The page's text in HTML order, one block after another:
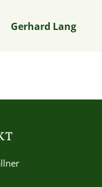
Gerhard Lang